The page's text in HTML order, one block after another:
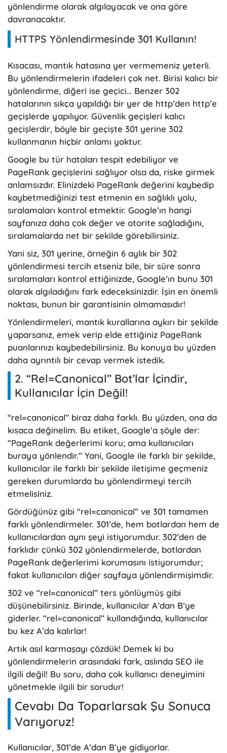
yönlendirme olarak algılayacak ve ona göre
davranacaktır.
HTTPS Yönlendirmesinde 301 Kullanın!
Kısacası, mantık hatasına yer vermemeniz yeterli.
Bu yönlendirmelerin ifadeleri çok net. Birisi kalıcı bir
yönlendirme, diğeri ise geçici… Benzer 302
hatalarının sıkça yapıldığı bir yer de http’den http’e
geçişlerde yapılıyor. Güvenlik geçişleri kalıcı
geçişlerdir, böyle bir geçişte 301 yerine 302
kullanmanın hiçbir anlamı yoktur.
Google bu tür hataları tespit edebiliyor ve
PageRank geçişlerini sağlıyor olsa da, riske girmek
anlamsızdır. Elinizdeki PageRank değerini kaybedip
kaybetmediğinizi test etmenin en sağlıklı yolu,
sıralamaları kontrol etmektir. Google’ın hangi
sayfanıza daha çok değer ve otorite sağladığını,
sıralamalarda net bir şekilde görebilirsiniz.
Yani siz, 301 yerine, örneğin 6 aylık bir 302
yönlendirmesi tercih etseniz bile, bir süre sonra
sıralamaları kontrol ettiğinizde, Google’ın bunu 301
olarak algıladığını fark edeceksinizdir. İşin en önemli
noktası, bunun bir garantisinin olmamasıdır!
Yönlendirmeleri, mantık kurallarına aykırı bir şekilde
yaparsanız, emek verip elde ettiğiniz PageRank
puanlarınızı kaybedebilirsiniz. Bu konuya bu yüzden
daha ayrıntılı bir cevap vermek istedik.
2. “Rel=Canonical” Bot’lar İçindir,
Kullanıcılar İçin Değil!
“rel=canonical” biraz daha farklı. Bu yüzden, ona da
kısaca değinelim. Bu etiket, Google’a şöyle der:
“PageRank değerlerimi koru; ama kullanıcıları
buraya yönlendir.” Yani, Google ile farklı bir şekilde,
kullanıcılar ile farklı bir şekilde iletişime geçmeniz
gereken durumlarda bu yönlendirmeyi tercih
etmelisiniz.
Gördüğünüz gibi “rel=canonical” ve 301 tamamen
farklı yönlendirmeler. 301’de, hem botlardan hem de
kullanıcılardan aynı şeyi istiyorumdur. 302’den de
farklıdır çünkü 302 yönlendirmelerde, botlardan
PageRank değerlerimi korumasını istiyorumdur;
fakat kullanıcıları diğer sayfaya yönlendirmişimdir.
302 ve “rel=canonical” ters yönlüymüş gibi
düşünebilirsiniz. Birinde, kullanıcılar A’dan B’ye
giderler. “rel=canonical” kullandığında, kullanıcılar
bu kez A’da kalırlar!
Artık asıl karmaşayı çözdük! Demek ki bu
yönlendirmelerin arasındaki fark, aslında SEO ile
ilgili değil! Bu soru, daha çok kullanıcı deneyimini
yönetmekle ilgili bir sorudur!
Cevabı Da Toparlarsak Şu Sonuca
Varıyoruz!
Kullanıcılar, 301’de A’dan B’ye gidiyorlar.